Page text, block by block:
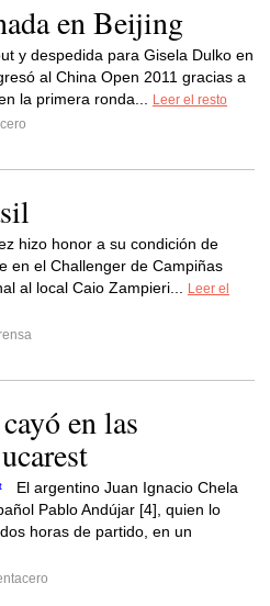
en Beijing
y despedida para Gisela Dulko en
al China Open 2011 gracias a
la primera ronda...
Leer el resto
hizo honor a su condición de
en el Challenger de Campiñas
al local Caio Zampieri...
Leer el
en las
El argentino Juan Ignacio Chela
Pablo Andújar [4], quien lo
horas de partido, en un